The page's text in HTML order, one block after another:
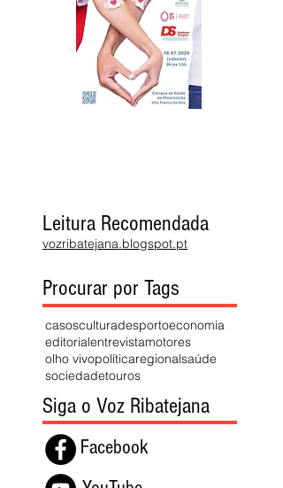
Leitura Recomendada
vozribatejana.blogspot.pt
Procurar por Tags
casosculturadesportoeconomia
editorialentrevistamotores
olho vivopolíticaregionalsaúde
sociedadetouros
Siga o Voz Ribatejana
Facebook